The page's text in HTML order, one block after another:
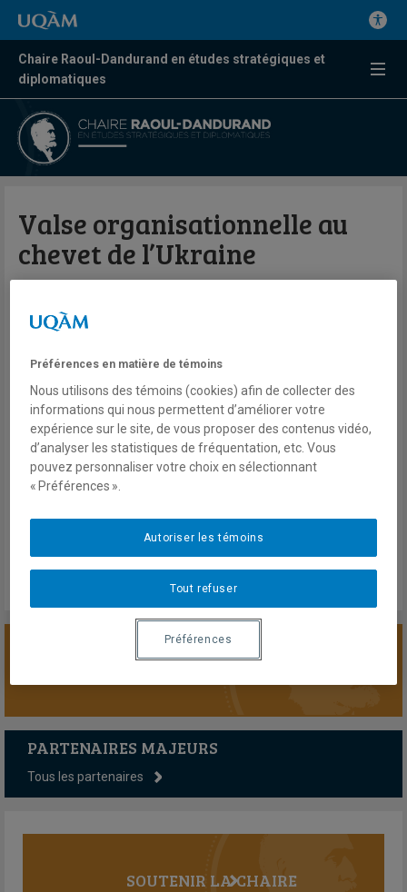
Chaire Raoul-Dandurand en études stratégiques et
diplomatiques
Valse organisationnelle au
chevet de l’Ukraine
L'Actualité
pouvoir en Ukraine, les scenarii d’intervention n’ont cessé de se
multiplier. Qui de l’ONU, de l’UE ou de l’OTAN réagira en premier ?
À moins qu’il n’y ait un autre joueur moins connu…
mercredi 5 mars 2014
PARTENAIRES MAJEURS
Tous les partenaires
SOUTENIR LA CHAIRE
Préférences en matière de témoins
Nous utilisons des témoins (cookies) afin de collecter des
informations qui nous permettent d’améliorer votre
expérience sur le site, de vous proposer des contenus vidéo,
d’analyser les statistiques de fréquentation, etc. Vous
pouvez personnaliser votre choix en sélectionnant
« Préférences ».
Tout refuser
Autoriser les témoins
Préférences